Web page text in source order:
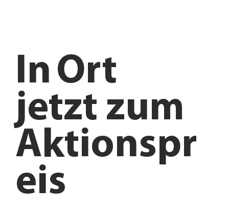
jetzt zum
Aktionspr
eis
In Ort